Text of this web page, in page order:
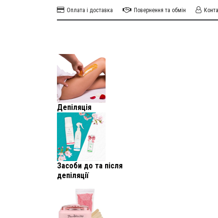
Оплата і доставка Повернення та обмін
Депіляція
Засоби до та після
депіляції